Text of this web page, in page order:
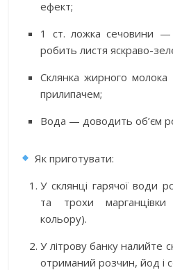
ефект;
1 ст. ложка сечовини —
робить листя яскраво-
Склянка жирного
прилипачем;
Вода — доводить об’єм
Як приготувати:
У склянці гарячої води
та трохи
кольору).
У літрову банку налийте
отриманий розчин, йод і